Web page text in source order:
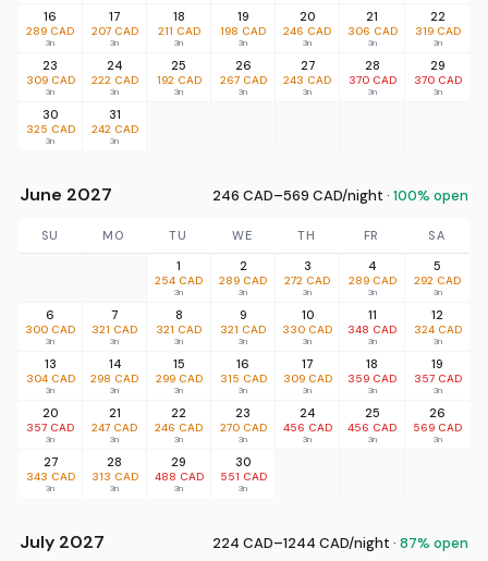
16
289 CAD
3n
17
207 CAD
3n
18
211 CAD
3n
19
198 CAD
3n
20
246 CAD
3n
21
306 CAD
3n
22
319 CAD
3n
23
309 CAD
3n
24
222 CAD
3n
25
192 CAD
3n
26
267 CAD
3n
27
243 CAD
3n
28
370 CAD
3n
29
370 CAD
3n
30
325 CAD
3n
31
242 CAD
3n
June 2027 246 CAD–569 CAD/night · 100% open
SU MO TU WE TH FR
SA
1
254 CAD
3n
2
289 CAD
3n
3
272 CAD
3n
4
289 CAD
3n
5
292 CAD
3n
6
300 CAD
3n
7
321 CAD
3n
8
321 CAD
3n
9
321 CAD
3n
10
330 CAD
3n
11
348 CAD
3n
12
324 CAD
3n
13
304 CAD
3n
14
298 CAD
3n
15
299 CAD
3n
16
315 CAD
3n
17
309 CAD
3n
18
359 CAD
3n
19
357 CAD
3n
20
357 CAD
3n
21
247 CAD
3n
22
246 CAD
3n
23
270 CAD
3n
24
456 CAD
3n
25
456 CAD
3n
26
569 CAD
3n
27
343 CAD
3n
28
313 CAD
3n
29
488 CAD
3n
30
551 CAD
3n
July 2027 224 CAD–1244 CAD/night · 87% open